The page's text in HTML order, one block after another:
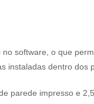
software, o que
instaladas dentro dos
parede impresso e